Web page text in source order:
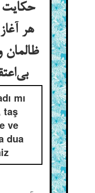
هر
mı
taş
ve
dua